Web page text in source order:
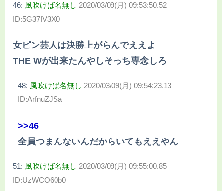
46: 風吹けば名無し 2020/03/09(月) 09:53:50.52
ID:5G37IV3X0
女ピン芸人は決勝上がらんでええよ
THE Wが出来たんやしそっち専念しろ
48: 風吹けば名無し 2020/03/09(月) 09:54:23.13
ID:ArfnuZJSa
>>46
全員つまんないんだからいてもええやん
51: 風吹けば名無し 2020/03/09(月) 09:55:00.85
ID:UzWCO60b0